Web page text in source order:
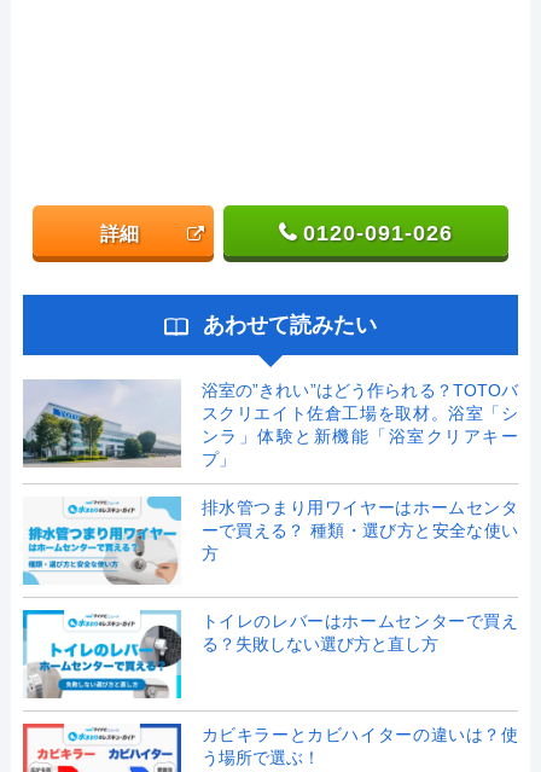
詳細 0120-091-026
あわせて読みたい
浴室の”きれい”はどう作られる？TOTOバ
スクリエイト佐倉工場を取材。浴室「シ
ンラ」体験と新機能「浴室クリアキー
プ」
排水管つまり用ワイヤーはホームセンタ
ーで買える？ 種類・選び方と安全な使い
方
トイレのレバーはホームセンターで買え
る？失敗しない選び方と直し方
カビキラーとカビハイターの違いは？使
う場所で選ぶ！